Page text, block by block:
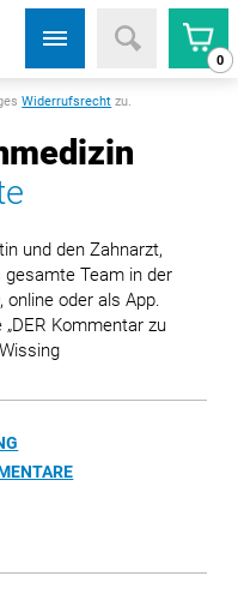
0
Widerrufsrecht zu.
und den Zahnarzt,
Team in der
oder als App.
Kommentar zu